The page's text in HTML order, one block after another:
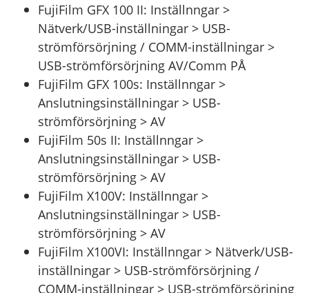
FujiFilm GFX 100 II: Inställnngar >
Nätverk/USB-inställningar > USB-
strömförsörjning / COMM-inställningar >
USB-strömförsörjning AV/Comm PÅ
FujiFilm GFX 100s: Inställnngar >
Anslutningsinställningar > USB-
strömförsörjning > AV
FujiFilm 50s II: Inställnngar >
Anslutningsinställningar > USB-
strömförsörjning > AV
FujiFilm X100V: Inställnngar >
Anslutningsinställningar > USB-
strömförsörjning > AV
FujiFilm X100VI: Inställnngar > Nätverk/USB-
inställningar > USB-strömförsörjning /
COMM-inställningar > USB-strömförsörjning